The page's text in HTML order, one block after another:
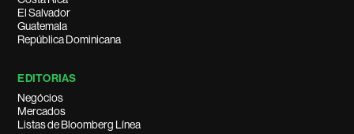
El Salvador
Guatemala
República Dominicana
EDITORIAS
Negócios
Mercados
Listas de Bloomberg Línea